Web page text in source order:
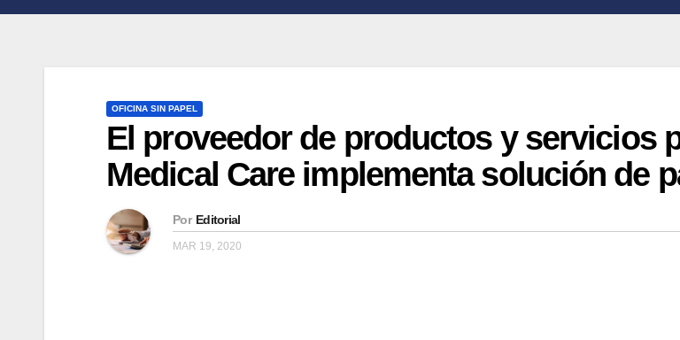
OFICINA SIN PAPEL
El proveedor de productos y servicios
Medical Care implementa solución de
Por Editorial
MAR 19, 2020